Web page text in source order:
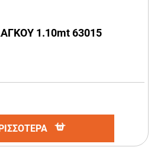
1.10mt 63015